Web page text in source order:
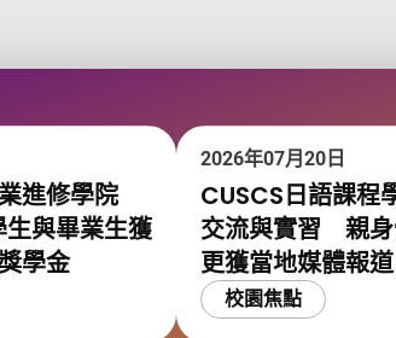
進修學院
生與畢業生獲
學金
2026年07月20日
CUSCS日語課程
交流與實習 親
更獲當地媒體報道
校園焦點